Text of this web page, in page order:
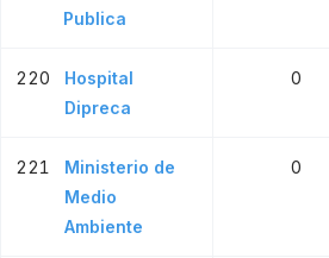
Publica
220
Hospital
Dipreca
0
221
Ministerio de
Medio
Ambiente
0